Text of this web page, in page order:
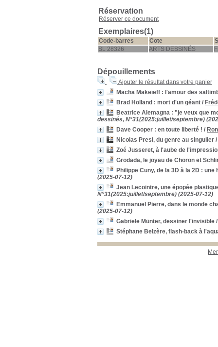
Réservation
Réserver ce document
Exemplaires(1)
Code-barres Cote
SL 28326
ARTS DESSINÉS
Dépouillements
Ajouter le résultat dans votre panier
Macha Makeïeff : l'amour des
Brad Holland : mort d'un géant /
Beatrice Alemagna : "je veux que
dessinés, N°31(2025:juillet/septembre)
Dave Cooper : en toute liberté ! /
Nicolas Presl, du genre au singulier /
Zoé Jusseret, à l'aube de
Grodada, le joyau de Choron et
Philippe Cuny, de la 3D à la 2D :
(2025-07-12)
Jean Lecointre, une épopée
N°31(2025:juillet/septembre) (2025-07-12)
Emmanuel Pierre, dans le monde
(2025-07-12)
Gabriele Münter, dessiner l'invisible
Stéphane Belzère, flash-back à